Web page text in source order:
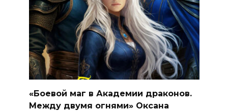
«Боевой маг в Академии драконов.
Между двумя огнями» Оксана